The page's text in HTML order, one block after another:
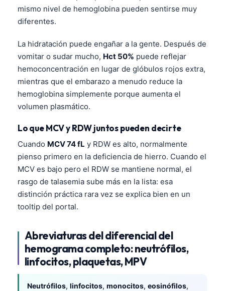
mismo nivel de hemoglobina pueden sentirse muy
diferentes.
La hidratación puede engañar a la gente. Después de
vomitar o sudar mucho, Hct 50% puede reflejar
hemoconcentración en lugar de glóbulos rojos extra,
mientras que el embarazo a menudo reduce la
hemoglobina simplemente porque aumenta el
volumen plasmático.
Lo que MCV y RDW juntos pueden decirte
Cuando MCV 74 fL y RDW es alto, normalmente
pienso primero en la deficiencia de hierro. Cuando el
MCV es bajo pero el RDW se mantiene normal, el
rasgo de talasemia sube más en la lista: esa
distinción práctica rara vez se explica bien en un
tooltip del portal.
Abreviaturas del diferencial del
hemograma completo: neutrófilos,
linfocitos, plaquetas, MPV
Neutrófilos, linfocitos, monocitos, eosinófilos,